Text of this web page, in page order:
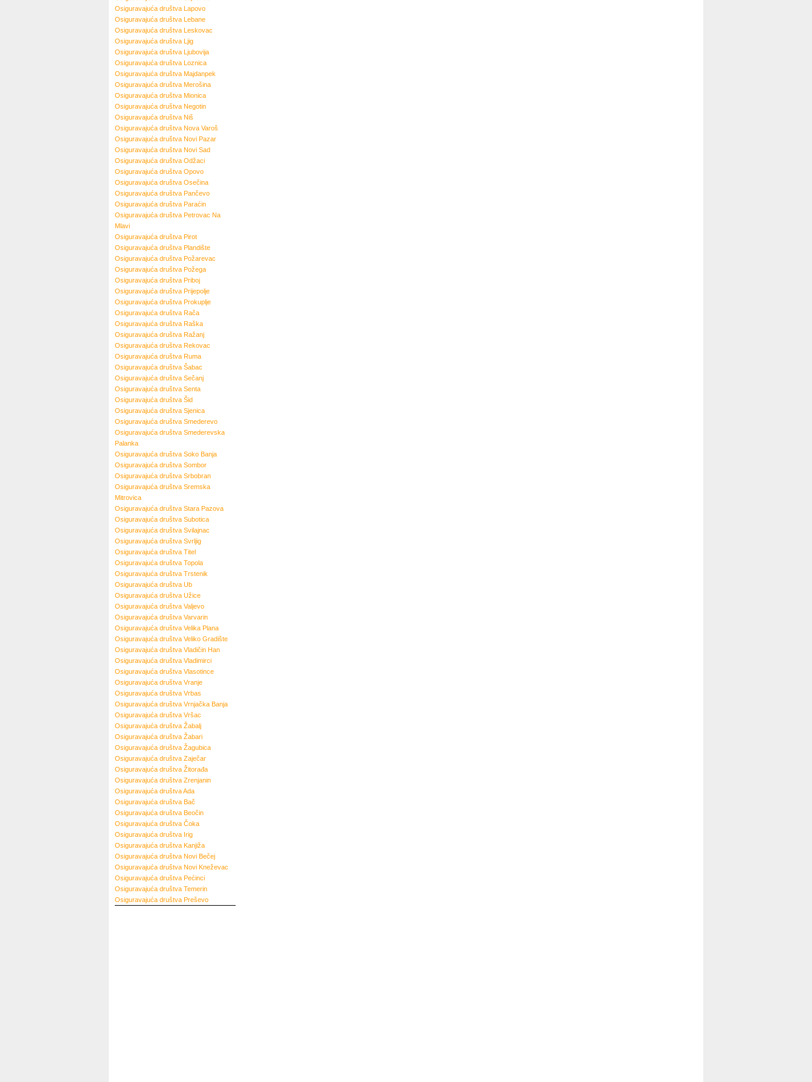
Osiguravajuća društva Lapovo
Osiguravajuća društva Lebane
Osiguravajuća društva Leskovac
Osiguravajuća društva Ljig
Osiguravajuća društva Ljubovija
Osiguravajuća društva Loznica
Osiguravajuća društva Majdanpek
Osiguravajuća društva Merošina
Osiguravajuća društva Mionica
Osiguravajuća društva Negotin
Osiguravajuća društva Niš
Osiguravajuća društva Nova Varoš
Osiguravajuća društva Novi Pazar
Osiguravajuća društva Novi Sad
Osiguravajuća društva Odžaci
Osiguravajuća društva Opovo
Osiguravajuća društva Osečina
Osiguravajuća društva Pančevo
Osiguravajuća društva Paraćin
Osiguravajuća društva Petrovac Na
Mlavi
Osiguravajuća društva Pirot
Osiguravajuća društva Plandište
Osiguravajuća društva Požarevac
Osiguravajuća društva Požega
Osiguravajuća društva Priboj
Osiguravajuća društva Prijepolje
Osiguravajuća društva Prokuplje
Osiguravajuća društva Rača
Osiguravajuća društva Raška
Osiguravajuća društva Ražanj
Osiguravajuća društva Rekovac
Osiguravajuća društva Ruma
Osiguravajuća društva Šabac
Osiguravajuća društva Sečanj
Osiguravajuća društva Senta
Osiguravajuća društva Šid
Osiguravajuća društva Sjenica
Osiguravajuća društva Smederevo
Osiguravajuća društva Smederevska
Palanka
Osiguravajuća društva Soko Banja
Osiguravajuća društva Sombor
Osiguravajuća društva Srbobran
Osiguravajuća društva Sremska
Mitrovica
Osiguravajuća društva Stara Pazova
Osiguravajuća društva Subotica
Osiguravajuća društva Svilajnac
Osiguravajuća društva Svrljig
Osiguravajuća društva Titel
Osiguravajuća društva Topola
Osiguravajuća društva Trstenik
Osiguravajuća društva Ub
Osiguravajuća društva Užice
Osiguravajuća društva Valjevo
Osiguravajuća društva Varvarin
Osiguravajuća društva Velika Plana
Osiguravajuća društva Veliko Gradište
Osiguravajuća društva Vladičin Han
Osiguravajuća društva Vladimirci
Osiguravajuća društva Vlasotince
Osiguravajuća društva Vranje
Osiguravajuća društva Vrbas
Osiguravajuća društva Vrnjačka Banja
Osiguravajuća društva Vršac
Osiguravajuća društva Žabalj
Osiguravajuća društva Žabari
Osiguravajuća društva Žagubica
Osiguravajuća društva Zaječar
Osiguravajuća društva Žitorađa
Osiguravajuća društva Zrenjanin
Osiguravajuća društvaAda
Osiguravajuća društva Bač
Osiguravajuća društva Beočin
Osiguravajuća društva Čoka
Osiguravajuća društva Irig
Osiguravajuća društva Kanjiža
Osiguravajuća društva Novi Bečej
Osiguravajuća društva Novi Kneževac
Osiguravajuća društva Pećinci
Osiguravajuća društva Temerin
Osiguravajuća društva Preševo